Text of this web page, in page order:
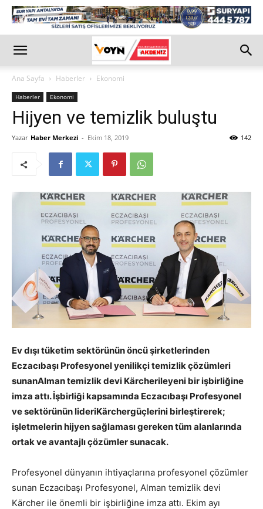
Ana Sayfa Haberler Ekonomi
Haberler Ekonomi
Hijyen ve temizlik buluştu
Yazar Haber Merkezi - Ekim 18, 2019 142
Ev dışı tüketim sektörünün öncü şirketlerinden
Eczacıbaşı Profesyonel yenilikçi temizlik çözümleri
sunanAlman temizlik devi Kärcherileyeni bir işbirliğine
imza attı. İşbirliği kapsamında Eczacıbaşı Profesyonel
ve sektörünün lideriKärchergüçlerini birleştirerek;
işletmelerin hijyen sağlaması gereken tüm alanlarında
ortak ve avantajlı çözümler sunacak.
Profesyonel dünyanın ihtiyaçlarına profesyonel çözümler
sunan Eczacıbaşı Profesyonel, Alman temizlik devi
Kärcher ile önemli bir işbirliğine imza attı. Ekim ayı